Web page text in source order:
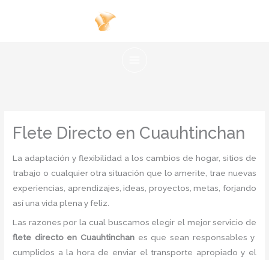
Flete Directo en Cuauhtinchan
La adaptación y flexibilidad a los cambios de hogar, sitios de
trabajo o cualquier otra situación que lo amerite, trae nuevas
experiencias, aprendizajes, ideas, proyectos, metas, forjando
así una vida plena y feliz.
Las razones por la cual buscamos elegir el mejor servicio de
flete directo en Cuauhtinchan es que sean responsables y
cumplidos a la hora de enviar el transporte apropiado y el